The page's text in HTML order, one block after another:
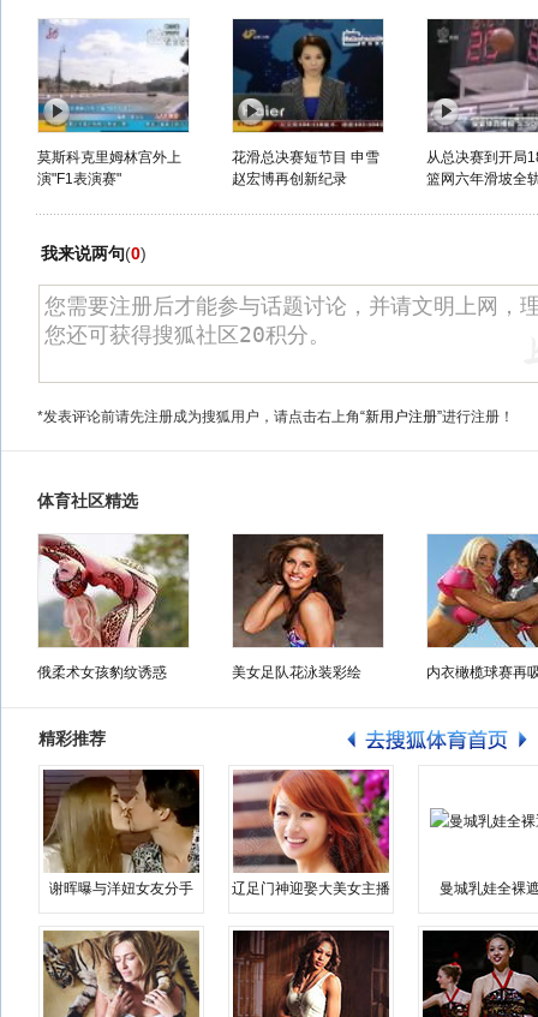
莫斯科克里姆林宫外上
演"F1表演赛"
花滑总决赛短节目 申雪
赵宏博再创新纪录
从总决赛到开局
篮网六年滑坡全
我来说两句(0)
*发表评论前请先注册成为搜狐用户，请点击右上角“新用户注册”进行注册！
体育社区精选
俄柔术女孩豹纹诱惑 美女足队花泳装彩绘 内衣橄榄球赛再
精彩推荐
谢晖曝与洋妞女友分手 辽足门神迎娶大美女主播 曼城乳娃全裸